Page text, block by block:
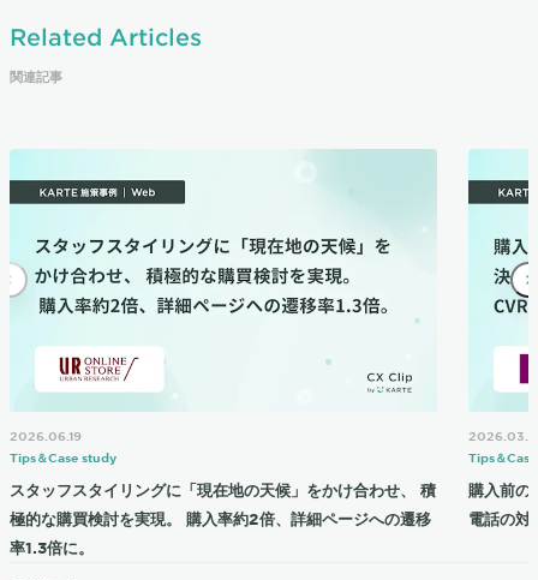
Related Articles
関連記事
2026.06.19
Tips＆Case study
スタッフスタイリングに「現在地の天候」をかけ合わせ、 積
極的な購買検討を実現。 購入率約2倍、詳細ページへの遷移
率1.3倍に。
Tips＆
購入前の
電話の